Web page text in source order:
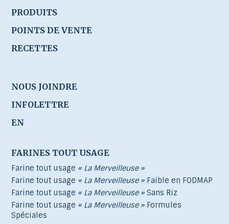
PRODUITS
POINTS DE VENTE
RECETTES
NOUS JOINDRE
INFOLETTRE
EN
FARINES TOUT USAGE
Farine tout usage « La Merveilleuse »
Farine tout usage « La Merveilleuse » Faible en FODMAP
Farine tout usage « La Merveilleuse » Sans Riz
Farine tout usage « La Merveilleuse » Formules
Spéciales